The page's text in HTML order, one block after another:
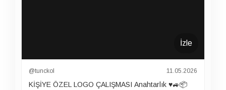
İzle
@tunckol 11.05.2026
KİŞİYE ÖZEL LOGO ÇALIŞMASI Anahtarlık ♥️🚙📦